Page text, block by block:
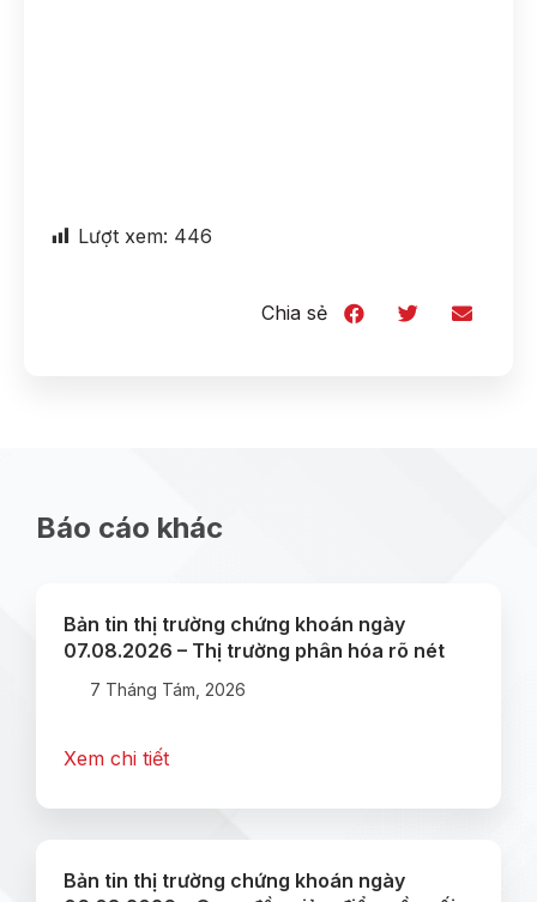
Lượt xem: 446
Chia sẻ
Báo cáo khác
Bản tin thị trường chứng khoán ngày
07.08.2026 – Thị trường phân hóa rõ nét
7 Tháng Tám, 2026
Xem chi tiết
Bản tin thị trường chứng khoán ngày